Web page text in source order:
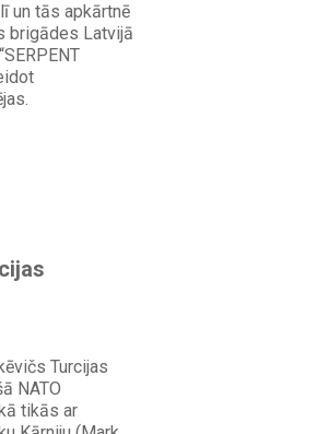
un tās apkārtnē
brigādes Latvijā
Turcijas
NATO
tikās ar